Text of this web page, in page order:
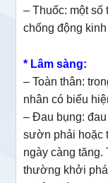
– Thuốc: một số
chống động
* Lâm sàng:
– Toàn thân:
nhân có biểu
– Đau bụng:
sườn phải hoặc
ngày càng
thường khởi